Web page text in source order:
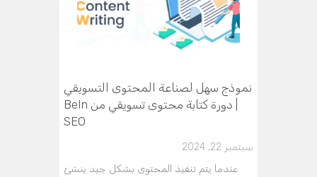
نموذج سهل لصناعة المحتوى التسويقي
| دورة كتابة محتوى تسويقي من BeIn
SEO
سبتمبر 22, 2024
عندما يتم تنفيذ المحتوى بشكل جيد ينشئ